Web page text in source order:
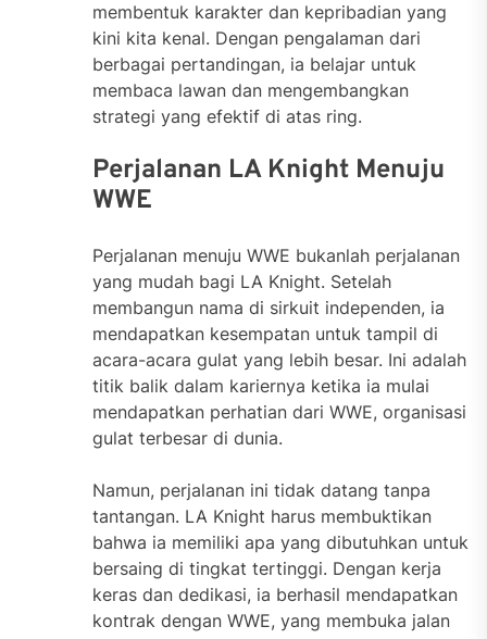
membentuk karakter dan kepribadian yang
kini kita kenal. Dengan pengalaman dari
berbagai pertandingan, ia belajar untuk
membaca lawan dan mengembangkan
strategi yang efektif di atas ring.
Perjalanan LA Knight Menuju
WWE
Perjalanan menuju WWE bukanlah perjalanan
yang mudah bagi LA Knight. Setelah
membangun nama di sirkuit independen, ia
mendapatkan kesempatan untuk tampil di
acara-acara gulat yang lebih besar. Ini adalah
titik balik dalam kariernya ketika ia mulai
mendapatkan perhatian dari WWE, organisasi
gulat terbesar di dunia.
Namun, perjalanan ini tidak datang tanpa
tantangan. LA Knight harus membuktikan
bahwa ia memiliki apa yang dibutuhkan untuk
bersaing di tingkat tertinggi. Dengan kerja
keras dan dedikasi, ia berhasil mendapatkan
kontrak dengan WWE, yang membuka jalan